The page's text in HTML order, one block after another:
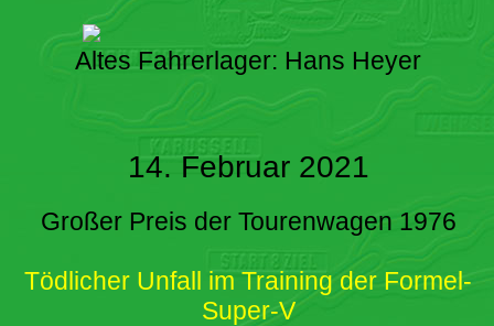
Altes Fahrerlager: Hans Heyer
14. Februar 2021
Großer Preis der Tourenwagen 1976
Tödlicher Unfall im Training der Formel-
Super-V